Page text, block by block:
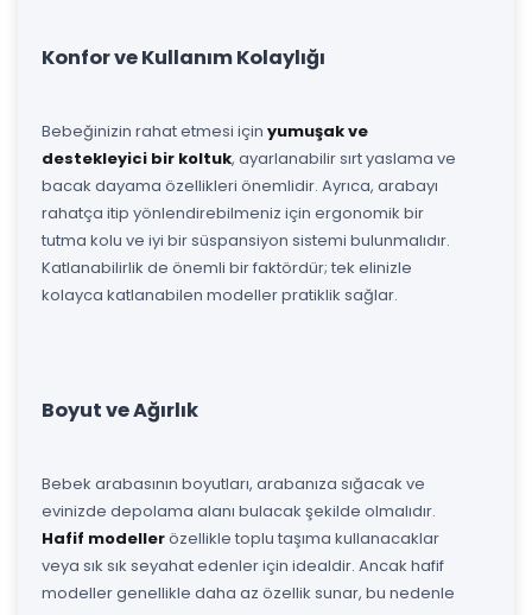
Konfor ve Kullanım Kolaylığı
Bebeğinizin rahat etmesi için yumuşak ve
destekleyici bir koltuk, ayarlanabilir sırt yaslama ve
bacak dayama özellikleri önemlidir. Ayrıca, arabayı
rahatça itip yönlendirebilmeniz için ergonomik bir
tutma kolu ve iyi bir süspansiyon sistemi bulunmalıdır.
Katlanabilirlik de önemli bir faktördür; tek elinizle
kolayca katlanabilen modeller pratiklik sağlar.
Boyut ve Ağırlık
Bebek arabasının boyutları, arabanıza sığacak ve
evinizde depolama alanı bulacak şekilde olmalıdır.
Hafif modellerözellikle toplu taşıma kullanacaklar
veya sık sık seyahat edenler için idealdir. Ancak hafif
modeller genellikle daha az özellik sunar, bu nedenle